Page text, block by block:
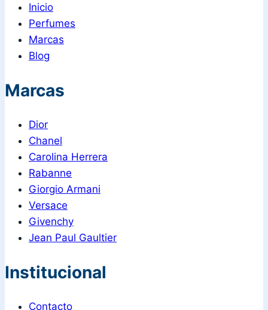
Inicio
Perfumes
Marcas
Blog
Marcas
Dior
Chanel
Carolina Herrera
Rabanne
Giorgio Armani
Versace
Givenchy
Jean Paul Gaultier
Institucional
Contacto